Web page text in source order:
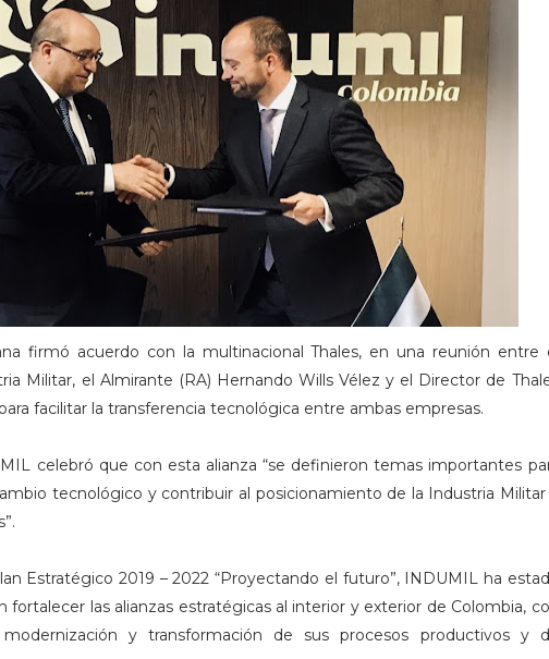
firmó acuerdo con la multinacional Thales, en una reunión entre
Militar, el Almirante (RA) Hernando Wills Vélez y el Director de
facilitar la transferencia tecnológica entre ambas empresas.
celebró que con esta alianza “se definieron temas importantes
tecnológico y contribuir al posicionamiento de la Industria
Estratégico 2019 – 2022 “Proyectando el futuro”, INDUMIL ha
las alianzas estratégicas al interior y exterior de Colombia,
y transformación de sus procesos productivos y